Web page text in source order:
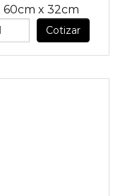
60cm x 32cm
Cotizar